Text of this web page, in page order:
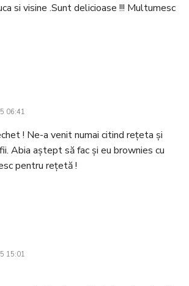
si visine .Sunt delicioase !!! Multumesc
06:41
! Ne-a venit numai citind rețeta și
Abia aștept să fac și eu brownies cu
pentru rețetă !
15:01